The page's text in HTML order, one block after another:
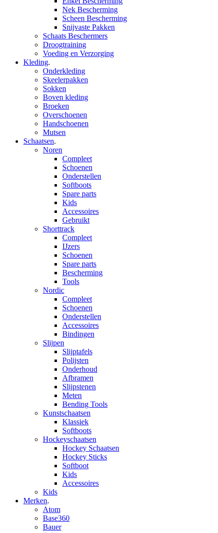
Nek Bescherming
Scheen Bescherming
Snijvaste Pakken
Schaats Beschermers
Droogtraining
Voeding en Verzorging
Kleding.
Onderkleding
Skeelerpakken
Sokken
Boven kleding
Broeken
Overschoenen
Handschoenen
Mutsen
Schaatsen.
Noren
Compleet
Schoenen
Onderstellen
Softboots
Spare parts
Kids
Accessoires
Gebruikt
Shorttrack
Compleet
IJzers
Schoenen
Spare parts
Bescherming
Tools
Nordic
Compleet
Schoenen
Onderstellen
Accessoires
Bindingen
Slijpen
Slijptafels
Polijsten
Onderhoud
Afbramen
Slijpstenen
Meten
Bending Tools
Kunstschaatsen
Klassiek
Softboots
Hockeyschaatsen
Hockey Schaatsen
Hockey Sticks
Softboot
Kids
Accessoires
Kids
Merken.
Atom
Base360
Bauer